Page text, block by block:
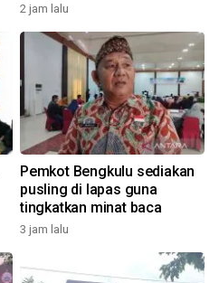
2 jam lalu
Pemkot Bengkulu sediakan
pusling di lapas guna
tingkatkan minat baca
3 jam lalu